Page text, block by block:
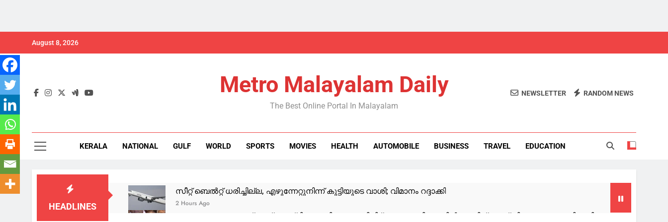
content
August 8, 2026
Metro Malayalam Daily
The Best Online Portal In Malayalam
NEWSLETTER RANDOM NEWS
KERALA NATIONAL GULF WORLD SPORTS MOVIES HEALTH AUTOMOBILE BUSINESS TRAVEL EDUCATION
HEADLINES
സീറ്റ് ബെൽറ്റ് ധരിച്ചില്ല, എഴുന്നേറ്റുനിന്ന് കുട്ടിയുടെ വാശി; വിമാനം റദ്ദാക്കി
2 Hours Ago
വന്ദേമാതരം ഉത്തരവ്, മുഖ്യമന്ത്രിയുമായി സംസാരിച്ചിട്ട് പറയാം; നിലപാടിൽ മാറ്റമില്ലെന്ന് പി കെ കുഞ്ഞാലിക്കുട്ടി